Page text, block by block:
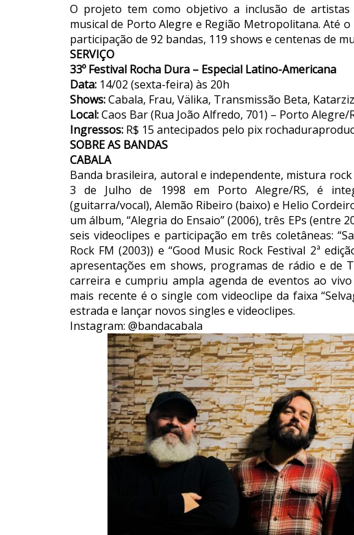
O projeto tem como objetivo a inclusão de
musical de Porto Alegre e Região Metropolitana. Até
participação de 92 bandas, 119 shows e centenas de
SERVIÇO
33º Festival Rocha Dura – Especial Latino-Americana
Data: 14/02 (sexta-feira) às 20h
Shows:Cabala, Frau, Välika, Transmissão Beta,
Local:Caos Bar (Rua João Alfredo, 701) – Porto Alegre/
Ingressos: R$ 15 antecipados pelo pix
SOBRE AS BANDAS
CABALA
Banda brasileira, autoral e independente, mistura
3 de Julho de 1998 em Porto Alegre/RS, é
(guitarra/vocal), Alemão Ribeiro (baixo) e Helio
um álbum, “Alegria do Ensaio” (2006), três EPs (entre
seis videoclipes e participação em três coletâneas:
Rock FM (2003)) e “Good Music Rock Festival 2ª
apresentações em shows, programas de rádio e de
carreira e cumpriu ampla agenda de eventos ao
mais recente é o single com videoclipe da faixa
estrada e lançar novos singles e videoclipes.
Instagram: @bandacabala